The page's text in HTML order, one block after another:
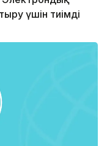
үшін тиімді